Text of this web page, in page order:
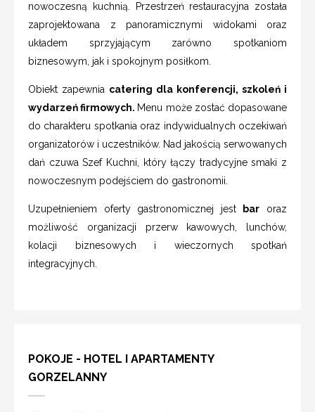
nowoczesną kuchnią. Przestrzeń restauracyjna została
zaprojektowana z panoramicznymi widokami oraz
układem sprzyjającym zarówno spotkaniom
biznesowym, jak i spokojnym posiłkom.
Obiekt zapewnia catering dla konferencji, szkoleń i
wydarzeń firmowych. Menu może zostać dopasowane
do charakteru spotkania oraz indywidualnych oczekiwań
organizatorów i uczestników. Nad jakością serwowanych
dań czuwa Szef Kuchni, który łączy tradycyjne smaki z
nowoczesnym podejściem do gastronomii.
Uzupełnieniem oferty gastronomicznej jest bar oraz
możliwość organizacji przerw kawowych, lunchów,
kolacji biznesowych i wieczornych spotkań
integracyjnych.
POKOJE - HOTEL I APARTAMENTY
GORZELANNY